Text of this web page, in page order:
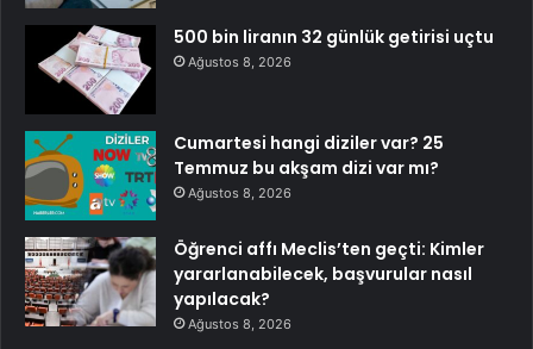
500 bin liranın 32 günlük getirisi uçtu
Ağustos 8, 2026
Cumartesi hangi diziler var? 25
Temmuz bu akşam dizi var mı?
Ağustos 8, 2026
Öğrenci affı Meclis’ten geçti: Kimler
yararlanabilecek, başvurular nasıl
yapılacak?
Ağustos 8, 2026